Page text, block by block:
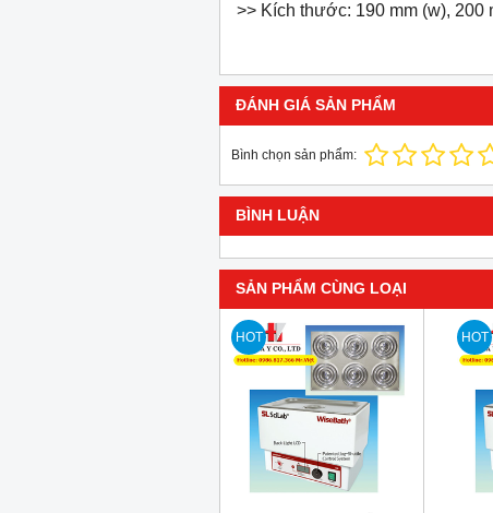
>> Kích thước: 190 mm (w), 200
ĐÁNH GIÁ SẢN PHẨM
Bình chọn sản phẩm:
BÌNH LUẬN
SẢN PHẨM CÙNG LOẠI
HOT HOT